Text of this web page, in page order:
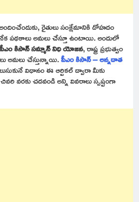
రైతులు సంక్షేమానికి దోహదం
పథకాలు అమలు చేస్తూ ఉంటాయి. అందులో
పీఎం కిసాన్ సమ్మాన్ నిధి యోజన, రాష్ట్ర ప్రభుత్వం
అమలు చేస్తున్నాయి.పీఎం కిసాన్ – అన్నదాత
విధానం ఈ ఆర్టికల్ ద్వారా మీకు
వరకు చదవండి అన్ని వివరాలు స్పష్టంగా